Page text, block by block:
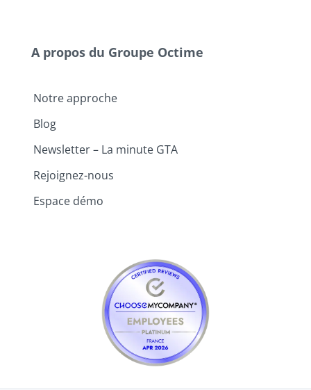
A propos du Groupe Octime
Notre approche
Blog
Newsletter – La minute GTA
Rejoignez-nous
Espace démo